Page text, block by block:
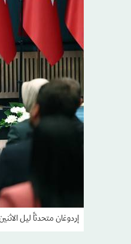
إردوغان متحدثاً ليل